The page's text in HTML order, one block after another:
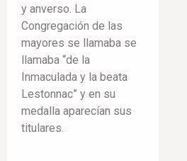
y anverso. La
Congregación de las
mayores se llamaba se
llamaba “de la
Inmaculada y la beata
Lestonnac” y en su
medalla aparecían sus
titulares.